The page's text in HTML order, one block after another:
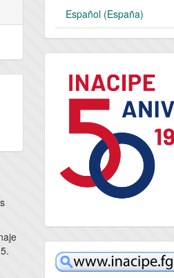
Español (España)
logo
inacipe